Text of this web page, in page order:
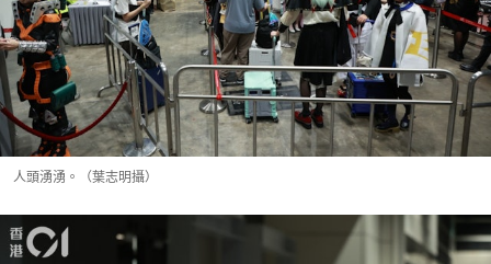
人頭湧湧。（葉志明攝）